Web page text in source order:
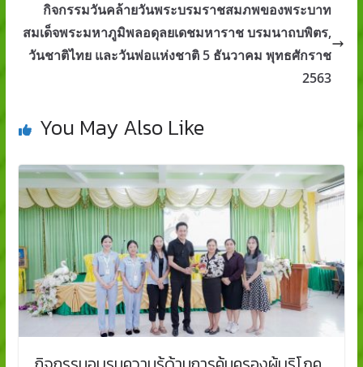
กิจกรรมวันคล้ายวันพระบรมราชสมภพของพระบาท
สมเด็จพระมหาภูมิพลอดุลยเดชมหาราช บรมนาถบพิตร,
วันชาติไทย และวันพ่อแห่งชาติ 5 ธันวาคม พุทธศักราช
2563
You May Also Like